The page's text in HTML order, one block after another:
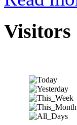
Visitors